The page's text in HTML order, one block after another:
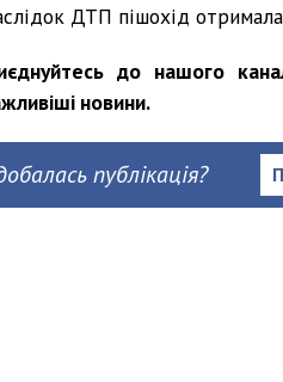
ДТП пішохід
до нашого
новини.
публікація?